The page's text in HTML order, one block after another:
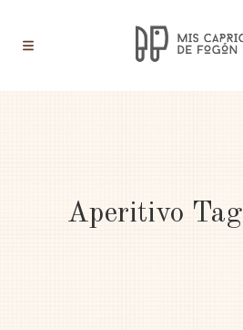
Aperitivo Tag